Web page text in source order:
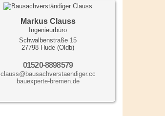
Markus Clauss
Ingenieurbüro
Schwalbenstraße 15
27798 Hude (Oldb)
01520-8898579
clauss@bausachverstaendiger.cc
bauexperte-bremen.de